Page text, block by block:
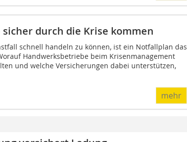
durch die Krise kommen
schnell handeln zu können, ist ein Notfallplan das
Handwerksbetriebe beim Krisenmanagement
und welche Versicherungen dabei unterstützen,
mehr